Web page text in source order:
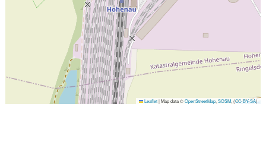
Leaflet|Map data ©OpenStreetMap ,SOSM , (CC-BY-SA)